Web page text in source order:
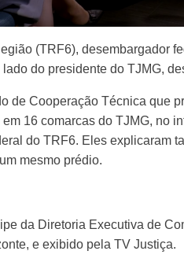
(TRF6), desembargador
do presidente do TJMG,
de Cooperação Técnica que
16 comarcas do TJMG, no
do TRF6. Eles explicaram
mesmo prédio.
da Diretoria Executiva de
e exibido pela TV Justiça.